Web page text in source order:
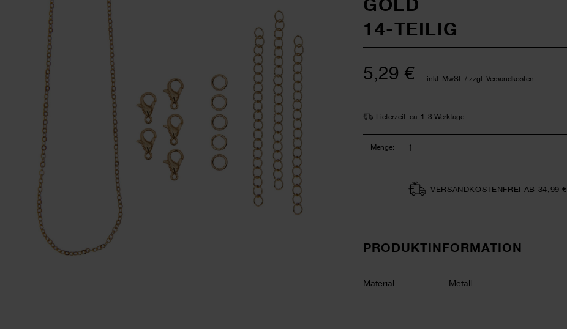
14-TEILIG
5,29 € inkl. MwSt. / zzgl. Versandkosten
Lieferzeit: ca. 1-3 Werktage
Menge:
VERSAND­KOSTEN­FREI AB 34,99 €
PRODUKTINFORMATION
Material Metall